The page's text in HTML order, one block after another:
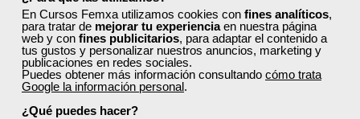
En Cursos Femxa utilizamos cookies con fines analíticos,
para tratar de mejorar tu experienciaen nuestra página
web y con fines publicitarios, para adaptar el contenido a
tus gustos y personalizar nuestros anuncios, marketing y
publicaciones en redes sociales.
Puedes obtener más información consultando cómo trata
Google la información personal.
¿Qué puedes hacer?Formación 100%